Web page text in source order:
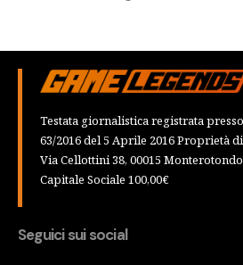
Testata giornalistica registrata
63/2016 del 5 Aprile 2016 Proprietà
Via Cellottini 38, 00015
Capitale Sociale 100,00€
Seguici sui social